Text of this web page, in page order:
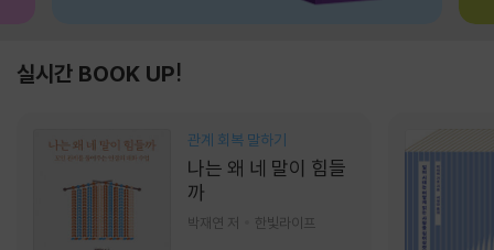
실시간 BOOK UP!
관계 회복 말하기
나는 왜 네 말이 힘들
까
박재연 저 한빛라이프